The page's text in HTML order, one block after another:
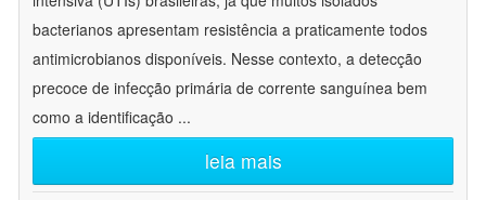
bacterianos apresentam resistência a praticamente todos
antimicrobianos disponíveis. Nesse contexto, a detecção
precoce de infecção primária de corrente sanguínea bem
como a identificação ...
leia mais